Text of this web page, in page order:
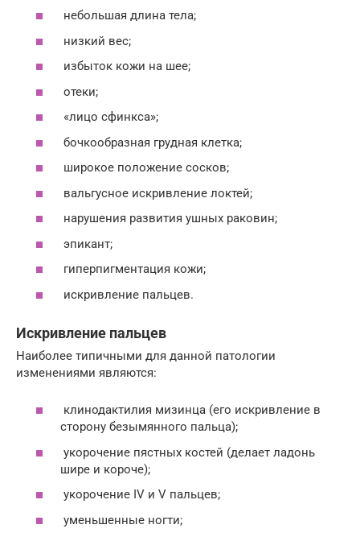
небольшая длина тела;
низкий вес;
избыток кожи на шее;
отеки;
«лицо сфинкса»;
бочкообразная грудная клетка;
широкое положение сосков;
вальгусное искривление локтей;
нарушения развития ушных раковин;
эпикант;
гиперпигментация кожи;
искривление пальцев.
Искривление пальцев
Наиболее типичными для данной патологии
изменениями являются:
клинодактилия мизинца (его искривление в
сторону безымянного пальца);
укорочение пястных костей (делает ладонь
шире и короче);
укорочение IV и V пальцев;
уменьшенные ногти;